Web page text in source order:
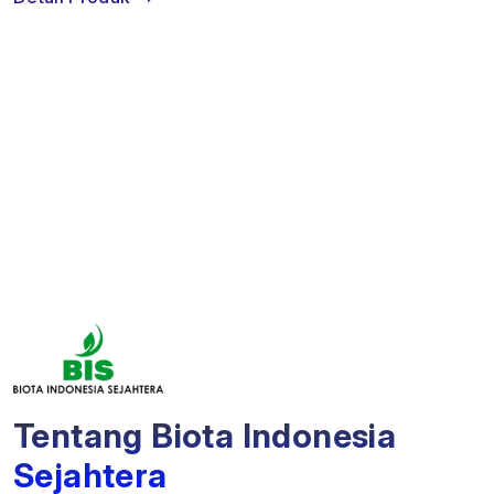
Tentang Biota Indonesia
Sejahtera